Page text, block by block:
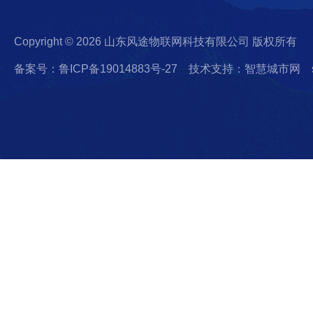
Copyright © 2026 山东风途物联网科技有限公司 版权所有
备案号：鲁ICP备19014883号-27 技术支持：智慧城市网